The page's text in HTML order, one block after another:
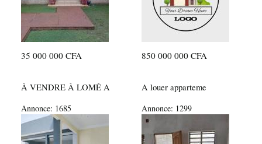
35 000 000 CFA 850 000 000 CFA
À VENDRE À LOMÉ A
Annonce: 1685
A louer apparteme
Annonce: 1299